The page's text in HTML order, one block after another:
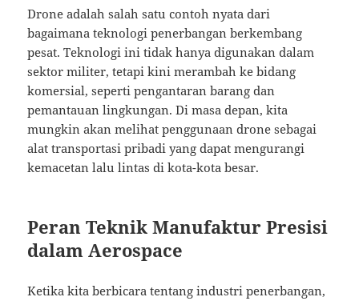
Drone adalah salah satu contoh nyata dari
bagaimana teknologi penerbangan berkembang
pesat. Teknologi ini tidak hanya digunakan dalam
sektor militer, tetapi kini merambah ke bidang
komersial, seperti pengantaran barang dan
pemantauan lingkungan. Di masa depan, kita
mungkin akan melihat penggunaan drone sebagai
alat transportasi pribadi yang dapat mengurangi
kemacetan lalu lintas di kota-kota besar.
Peran Teknik Manufaktur Presisi
dalam Aerospace
Ketika kita berbicara tentang industri penerbangan,